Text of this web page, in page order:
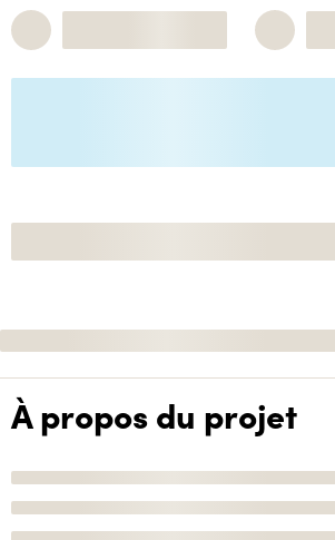
À propos du projet